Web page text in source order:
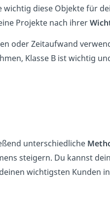
wichtig diese Objekte für
Projekte nach ihrer
oder Zeitaufwand
Klasse B ist wichtig
unterschiedliche
steigern. Du kannst
wichtigsten Kunden